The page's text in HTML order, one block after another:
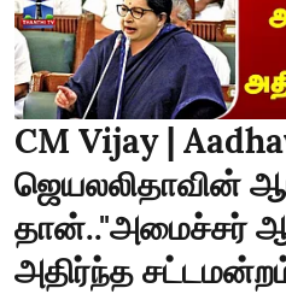
CM Vijay |
ஜெயலலிதாவின்
தான்.."அமைச்சர்
அதிர்ந்த